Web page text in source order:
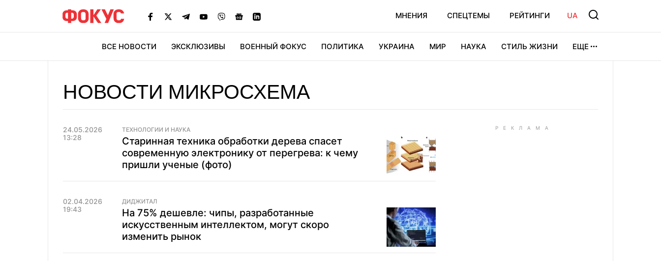
МНЕНИЯ СПЕЦТЕМЫ РЕЙТИНГИ UA
ВСЕ НОВОСТИ ЭКСКЛЮЗИВЫ ВОЕННЫЙ ФОКУС ПОЛИТИКА УКРАИНА МИР НАУКА СТИЛЬ ЖИЗНИ ЕЩЕ
НОВОСТИ МИКРОСХЕМА
24.05.2026
13:28
ТЕХНОЛОГИИ И НАУКА
Старинная техника обработки дерева спасет
современную электронику от перегрева: к чему
пришли ученые (фото)
02.04.2026
19:43
ДИДЖИТАЛ
На 75% дешевле: чипы, разработанные
искусственным интеллектом, могут скоро
изменить рынок